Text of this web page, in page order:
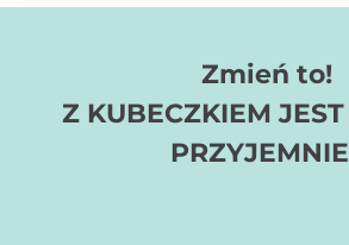
Zmień to!
Z KUBECZKIEM